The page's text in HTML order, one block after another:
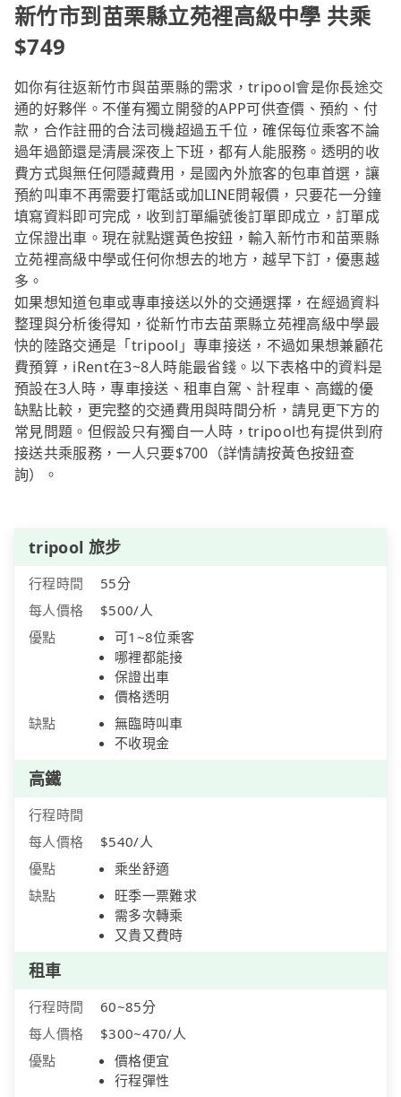
新竹市到苗栗縣立苑裡高級中學 共乘
$749
如你有往返新竹市與苗栗縣的需求，tripool會是你長途交
通的好夥伴。不僅有獨立開發的APP可供查價、預約、付
款，合作註冊的合法司機超過五千位，確保每位乘客不論
過年過節還是清晨深夜上下班，都有人能服務。透明的收
費方式與無任何隱藏費用，是國內外旅客的包車首選，讓
預約叫車不再需要打電話或加LINE問報價，只要花一分鐘
填寫資料即可完成，收到訂單編號後訂單即成立，訂單成
立保證出車。現在就點選黃色按鈕，輸入新竹市和苗栗縣
立苑裡高級中學或任何你想去的地方，越早下訂，優惠越
多。
如果想知道包車或專車接送以外的交通選擇，在經過資料
整理與分析後得知，從新竹市去苗栗縣立苑裡高級中學最
快的陸路交通是「tripool」專車接送，不過如果想兼顧花
費預算，iRent在3~8人時能最省錢。以下表格中的資料是
預設在3人時，專車接送、租車自駕、計程車、高鐵的優
缺點比較，更完整的交通費用與時間分析，請見更下方的
常見問題。但假設只有獨自一人時，tripool也有提供到府
接送共乘服務，一人只要$700（詳情請按黃色按鈕查
詢）。
tripool 旅步
行程時間
55分
每人價格
$500/人
優點
可1~8位乘客
哪裡都能接
保證出車
價格透明
缺點
無臨時叫車
不收現金
高鐵
行程時間
每人價格
$540/人
優點
乘坐舒適
缺點
旺季一票難求
需多次轉乘
又貴又費時
租車
行程時間
60~85分
每人價格
$300~470/人
優點
價格便宜
行程彈性